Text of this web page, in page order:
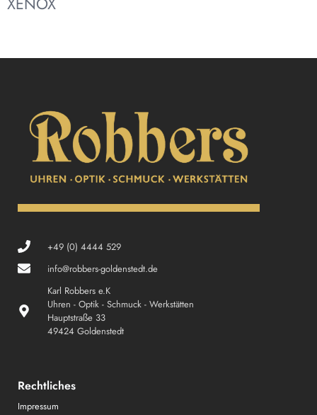
+49 (0) 4444 529
info@robbers-goldenstedt.de
Karl Robbers e.K
Uhren - Optik - Schmuck - Werkstätten
Hauptstraße 33
49424 Goldenstedt
Rechtliches
Impressum